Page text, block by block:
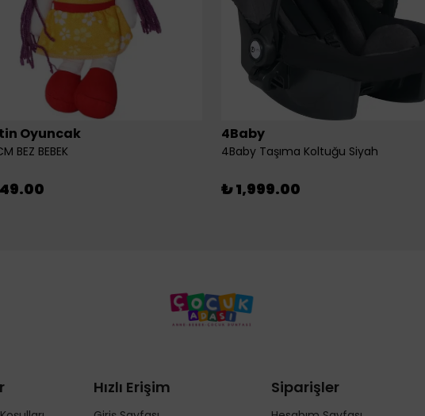
Oyuncak
BEZ BEBEK
4Baby
4Baby Taşıma Koltuğu Siyah
₺ 1,999.00
Hızlı Erişim Siparişler